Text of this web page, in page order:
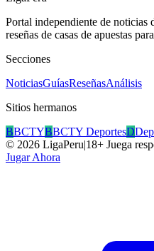
Portal independiente de noticias
reseñas de casas de apuestas
Secciones
NoticiasGuíasReseñasAnálisis
Sitios hermanos
BBCTYBBCTY DeportesD
© 2026 LigaPeru|18+ Juega
Jugar Ahora